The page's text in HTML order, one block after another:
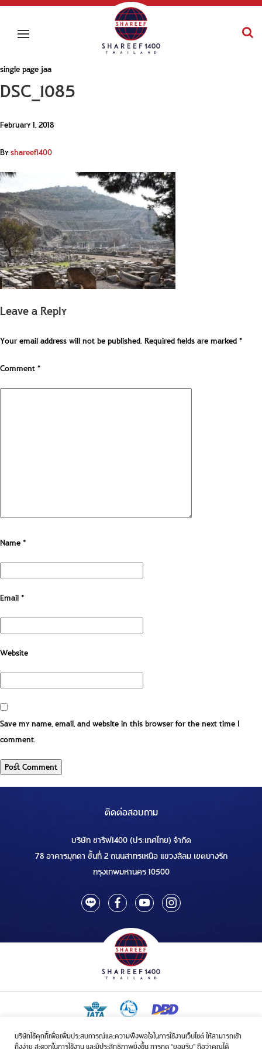
บริษัทใช้คุกกี้เพื่อเพิ่มประสบการณ์และความพึงพอใจในการใช้งานเว็บไซต์ ให้สามารถเข้า
ถึงง่าย สะดวกในการใช้งาน และมีประสิทธิภาพยิ่งขึ้น การกด “ยอมรับ” ถือว่าคุณได้
single page jaa
DSC_1085
February 1, 2018
Byshareef1400
Leave a Reply
Your email address will not be published.Required fields are marked*
Comment*
Name*
Email*
Website
Save my name, email, and website in this browser for the next time I
comment.
ติดต่อสอบถาม
บริษัท ชารีฟ1400 (ประเทศไทย) จำกัด
78 อาคารมุกดา ชั้นที่ 2 ถนนสาทรเหนือ แขวงสีลม เขตบางรัก
กรุงเทพมหานคร 10500
ใบอนุญาตเป็นผู้ประกอบกิจการรับจัดบริการขนส่งในกิจการฮัจย์เลขที่ 1/2568